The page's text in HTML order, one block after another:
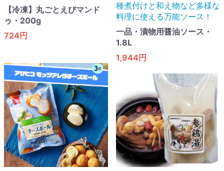
【冷凍】丸ごとえびマンド
ゥ・200g
724円
種煮付けと和え物など多様な
料理に使える万能ソース！
一品・漬物用醤油ソース・
1.8L
1,944円